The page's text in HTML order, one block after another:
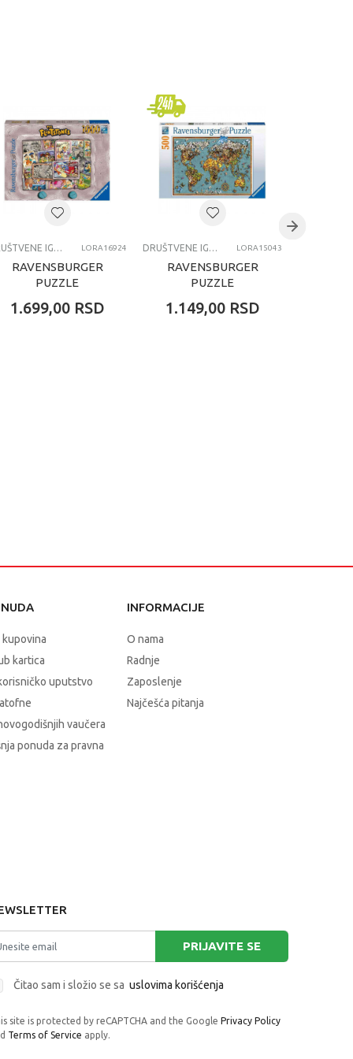
DRUŠTVENE IGRE I PUZLE LORA16924
RAVENSBURGER
PUZZLE
FLINTSTONES
1.699,00 RSD
DRUŠTVENE IGRE I PUZLE LORA15043
RAVENSBURGER
PUZZLE
MAPA SVETA
1.149,00 RSD
kartica
uputstvo
vaučera
ponuda za pravna
INFORMACIJE
O nama
Radnje
Zaposlenje
Najčešća pitanja
PRIJAVITE SE
Čitao sam i složio se sa uslovima korišćenja
site is protected by reCAPTCHA and the Google Privacy Policy
Terms of Service apply.